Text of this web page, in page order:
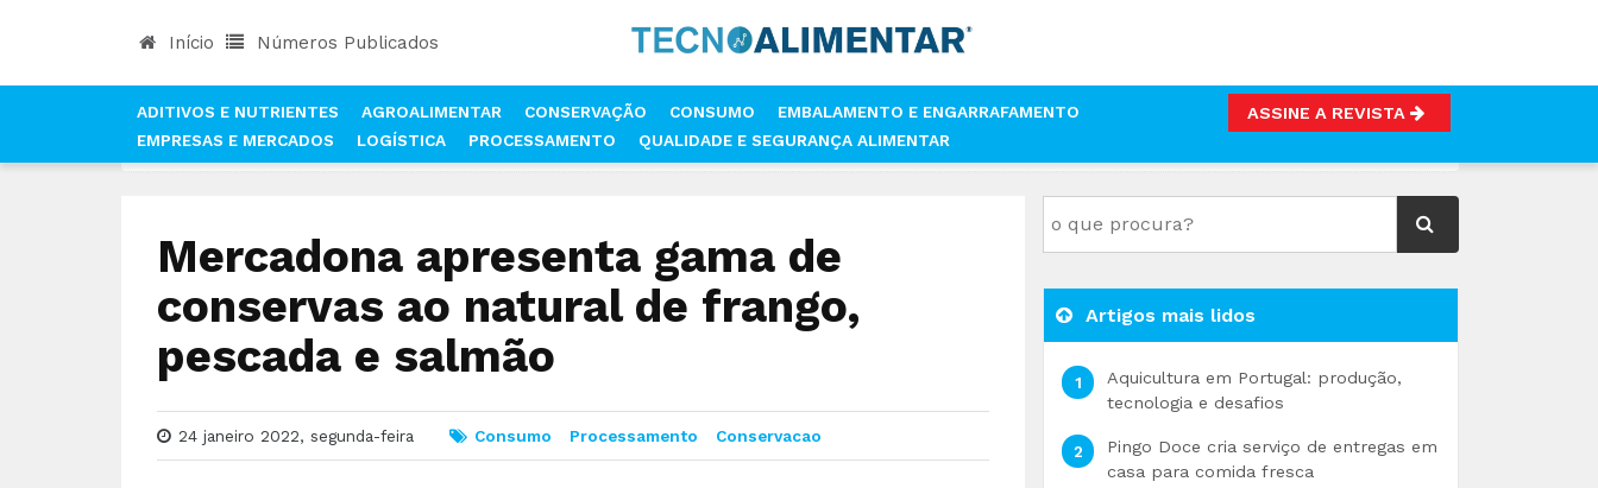
Início Números Publicados
ADITIVOS E NUTRIENTES AGROALIMENTAR CONSERVAÇÃO CONSUMO
EMBALAMENTO E ENGARRAFAMENTO
EMPRESAS E MERCADOS
LOGÍSTICA PROCESSAMENTO QUALIDADE E SEGURANÇA ALIMENTAR
ASSINE A REVISTA
MERCADONA APRESENTA GAMA DE CONSERVAS AO NATURAL DE FRANGO, PESCADA E SALMÃO
Mercadona apresenta gama de
conservas ao natural de frango,
pescada e salmão
24 janeiro 2022, segunda-feira Consumo Processamento Conservacao
Artigos mais lidos
Aquicultura em Portugal: produção,
tecnologia e desafios
Pingo Doce cria serviço de entregas em
casa para comida fresca